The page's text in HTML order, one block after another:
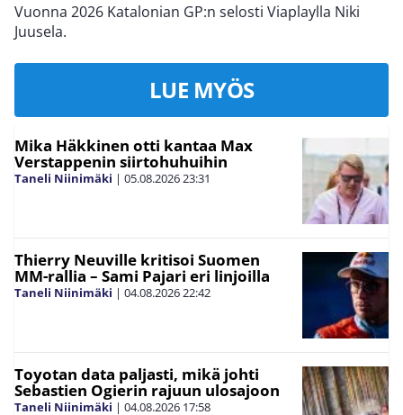
Vuonna 2026 Katalonian GP:n selosti Viaplaylla Niki
Juusela.
LUE MYÖS
Mika Häkkinen otti kantaa Max
Verstappenin siirtohuhuihin
Taneli Niinimäki | 05.08.202623:31
Thierry Neuville kritisoi Suomen
MM-rallia – Sami Pajari eri linjoilla
Taneli Niinimäki | 04.08.202622:42
Toyotan data paljasti, mikä johti
Sebastien Ogierin rajuun ulosajoon
Taneli Niinimäki | 04.08.2026 17:58